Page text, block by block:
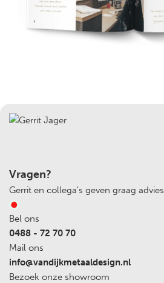
Vragen?
Gerrit en collega's geven graag advies
Bel ons
0488 - 72 70 70
Mail ons
info@vandijkmetaaldesign.nl
Bezoek onze showroom